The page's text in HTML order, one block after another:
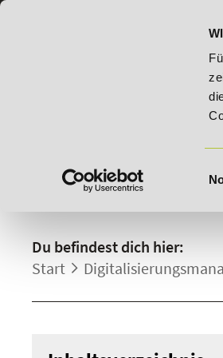
20% Rabatt bis
Du befindest dich hier:
Start